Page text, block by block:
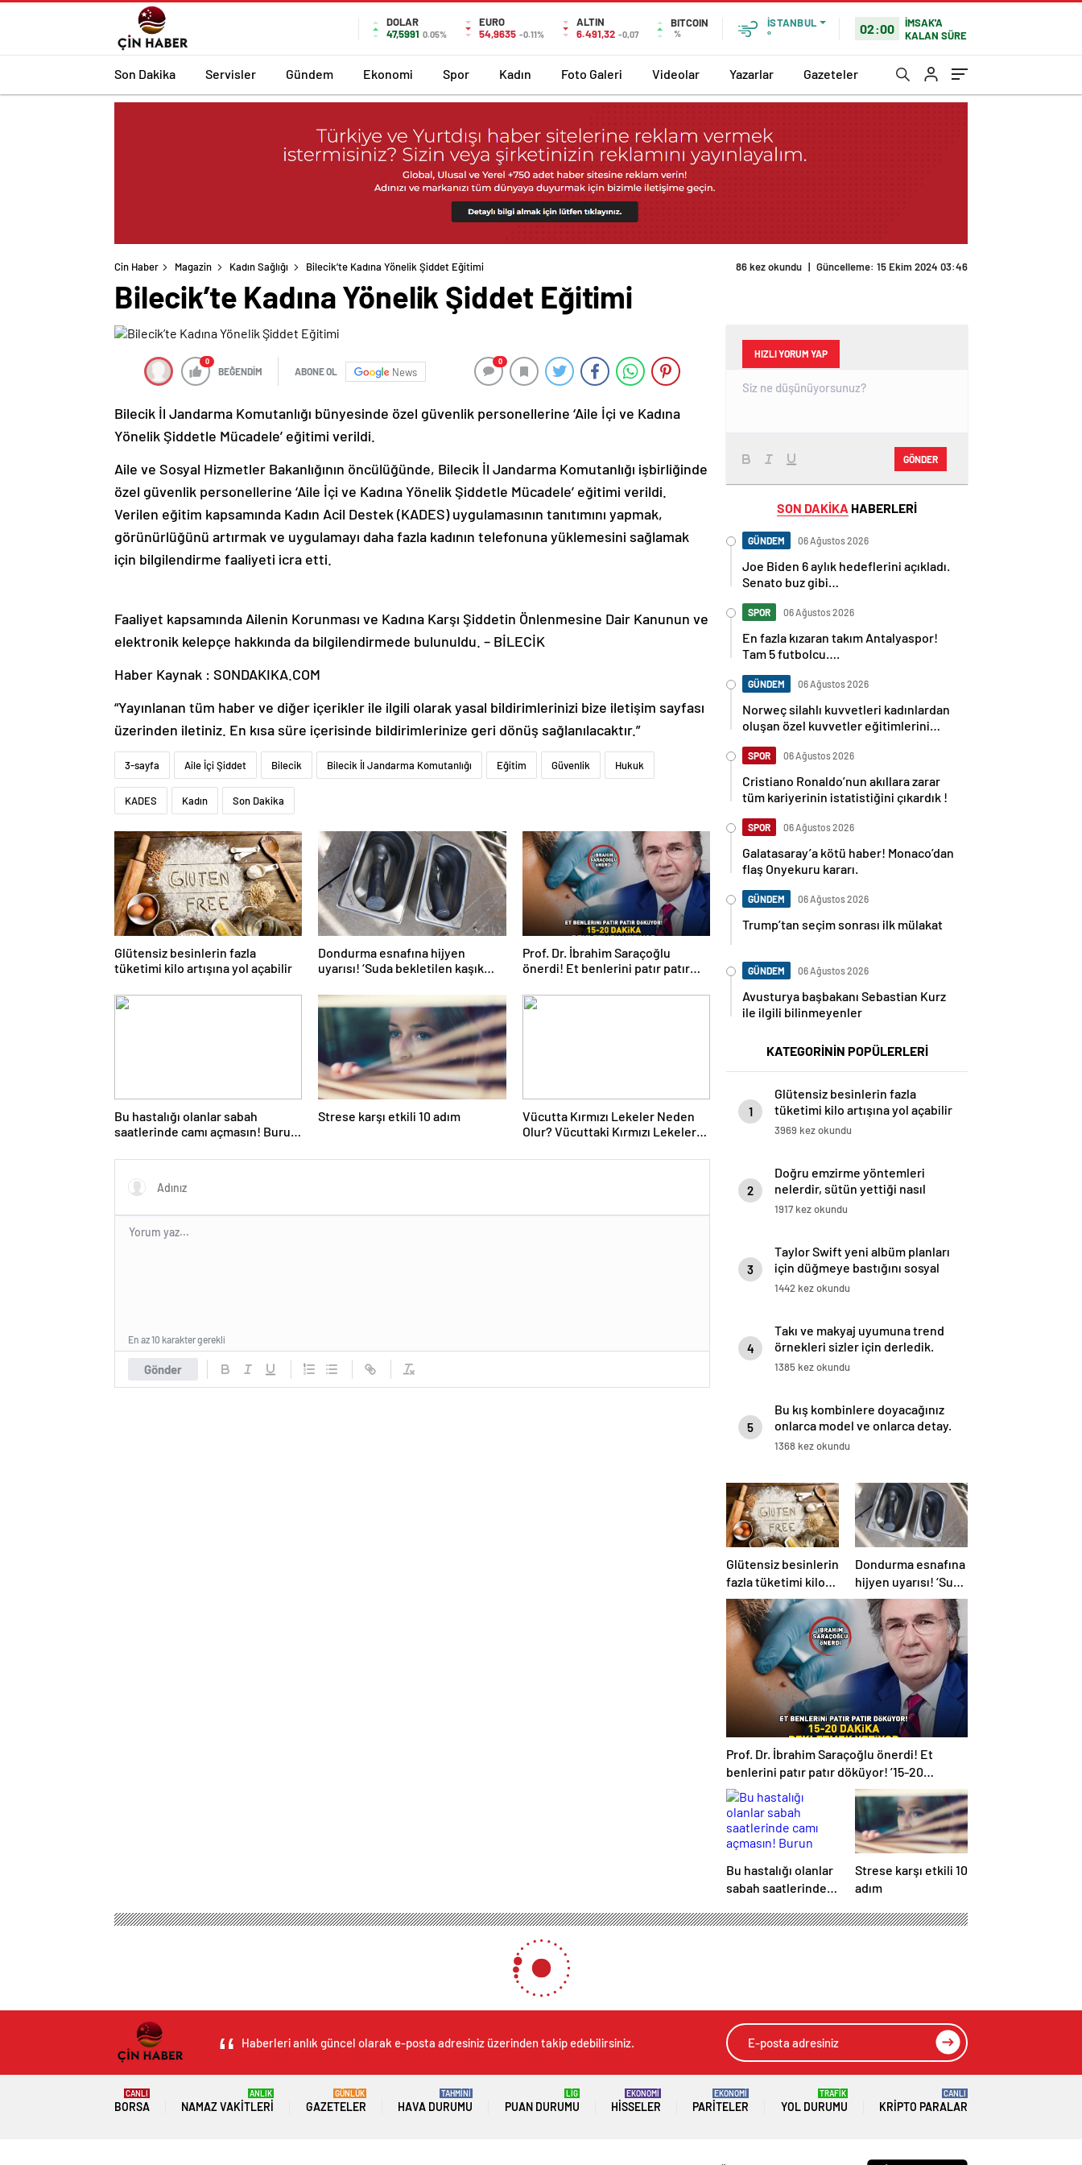
DOLAR
47,5991 0.05%
EURO
54,9635 -0.11%
ALTIN
6.491,32 -0,07
BITCOIN
%
İSTANBUL
°
02:00
İMSAK'A
KALAN SÜRE
Son Dakika Servisler Gündem Ekonomi Spor Kadın Foto Galeri Videolar Yazarlar Gazeteler
Cin Haber Magazin Kadın Sağlığı Bilecik’te Kadına Yönelik Şiddet Eğitimi 86 kez okundu | Güncelleme: 15 Ekim 2024 03:46
Bilecik’te Kadına Yönelik Şiddet Eğitimi
0
BEĞENDİM ABONE OL News
0
Bilecik İl Jandarma Komutanlığı bünyesinde özel güvenlik personellerine ‘Aile İçi ve Kadına
Yönelik Şiddetle Mücadele’ eğitimi verildi.
Aile ve Sosyal Hizmetler Bakanlığının öncülüğünde, Bilecik İl Jandarma Komutanlığı işbirliğinde
özel güvenlik personellerine ‘Aile İçi ve Kadına Yönelik Şiddetle Mücadele’ eğitimi verildi.
Verilen eğitim kapsamında Kadın Acil Destek (KADES) uygulamasının tanıtımını yapmak,
görünürlüğünü artırmak ve uygulamayı daha fazla kadının telefonuna yüklemesini sağlamak
için bilgilendirme faaliyeti icra etti.
Faaliyet kapsamında Ailenin Korunması ve Kadına Karşı Şiddetin Önlenmesine Dair Kanunun ve
elektronik kelepçe hakkında da bilgilendirmede bulunuldu. – BİLECİK
Haber Kaynak : SONDAKIKA.COM
“Yayınlanan tüm haber ve diğer içerikler ile ilgili olarak yasal bildirimlerinizi bize iletişim sayfası
üzerinden iletiniz. En kısa süre içerisinde bildirimlerinize geri dönüş sağlanılacaktır.”
3-sayfa Aile İçi Şiddet Bilecik Bilecik İl Jandarma Komutanlığı Eğitim Güvenlik Hukuk
KADES Kadın Son Dakika
Glütensiz besinlerin fazla
tüketimi kilo artışına yol açabilir
Dondurma esnafına hijyen
uyarısı! ‘Suda bekletilen kaşık
Prof. Dr. İbrahim Saraçoğlu
önerdi! Et benlerini patır patır
BEKLETMEK YETİYOR!’
Bu hastalığı olanlar sabah
saatlerinde camı açmasın! Burun
öksürük… Meğer tetikliyormuş
Strese karşı etkili 10 adım
Vücutta Kırmızı Lekeler Neden
Olur? Vücuttaki Kırmızı Lekeler
Gönder
En az 10 karakter gerekli
HIZLI YORUM YAP
GÖNDER
SON DAKİKA HABERLERİ
GÜNDEM 06 Ağustos 2026
Joe Biden 6 aylık hedeflerini açıkladı.
Senato buz gibi…
SPOR 06 Ağustos 2026
En fazla kızaran takım Antalyaspor!
Tam 5 futbolcu….
GÜNDEM 06 Ağustos 2026
Norweç silahlı kuvvetleri kadınlardan
oluşan özel kuvvetler eğitimlerini
SPOR 06 Ağustos 2026
Cristiano Ronaldo’nun akıllara zarar
tüm kariyerinin istatistiğini çıkardık !
SPOR 06 Ağustos 2026
Galatasaray’a kötü haber! Monaco’dan
flaş Onyekuru kararı.
GÜNDEM 06 Ağustos 2026
Trump’tan seçim sonrası ilk mülakat
GÜNDEM 06 Ağustos 2026
Avusturya başbakanı Sebastian Kurz
ile ilgili bilinmeyenler
KATEGORİNİN POPÜLERLERİ
1
Glütensiz besinlerin fazla
tüketimi kilo artışına yol açabilir
3969 kez okundu
2
Doğru emzirme yöntemleri
nelerdir, sütün yettiği nasıl
anlaşılır?
1917 kez okundu
3
Taylor Swift yeni albüm planları
için düğmeye bastığını sosyal
medyadan duyurdu!
1442 kez okundu
4
Takı ve makyaj uyumuna trend
örnekleri sizler için derledik.
1385 kez okundu
5
Bu kış kombinlere doyacağınız
onlarca model ve onlarca detay.
1368 kez okundu
Glütensiz besinlerin
fazla tüketimi kilo
artışına yol açabilir
Dondurma esnafına
hijyen uyarısı! ‘Suda
bekletilen kaşık
çapraz bulaşmaya
neden olabilir’
Prof. Dr. İbrahim Saraçoğlu önerdi! Et
benlerini patır patır döküyor! ’15-20
DAKİKA BEKLETMEK YETİYOR!’
Bu hastalığı olanlar
sabah saatlerinde
Burun tıkanıklığı,
Strese karşı etkili 10
adım
Haberleri anlık güncel olarak e-posta adresiniz üzerinden takip edebilirsiniz.
BORSA
CANLI
NAMAZ VAKITLERI
ANLIK
GAZETELER
GÜNLÜK
HAVA DURUMU
TAHMİNİ
PUAN DURUMU
LİG
HISSELER
EKONOMİ
PARITELER
EKONOMİ
YOL DURUMU
TRAFİK
KRIPTO PARALAR
CANLI